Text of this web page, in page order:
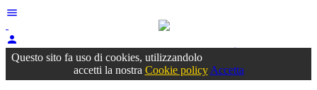
menu
person
Accedioppure registrati
Questo sito fa uso di cookies, utilizzandolo
accetti la nostra Cookie policy Accetta